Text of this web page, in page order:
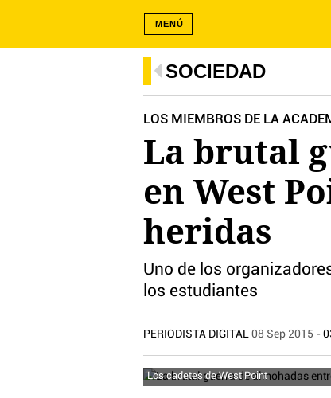
MENÚ
SOCIEDAD
LOS MIEMBROS DE LA
La brutal
en West
heridas
Uno de los
los estudiantes
PERIODISTA DIGITAL 08 Sep 2015 -
Los cadetes de West Point